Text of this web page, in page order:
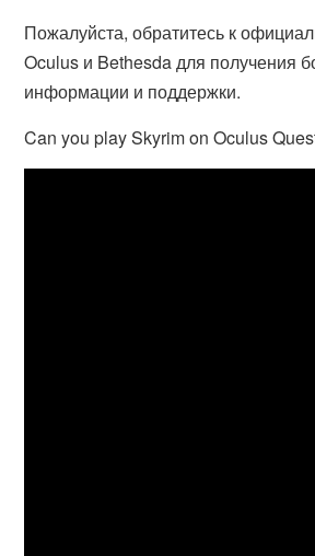
Пожалуйста, обратитесь к
Oculus и Bethesda для получения
информации и поддержки.
Can you play Skyrim on Oculus